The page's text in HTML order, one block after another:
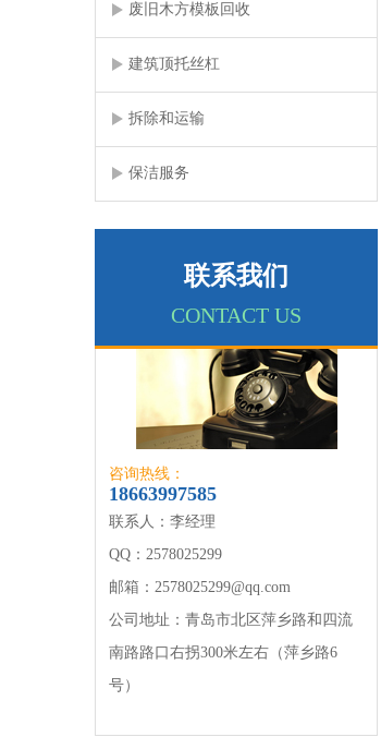
废旧木方模板回收
建筑顶托丝杠
拆除和运输
保洁服务
联系我们
CONTACT US
咨询热线：
18663997585
联系人：李经理
QQ：2578025299
邮箱：2578025299@qq.com
公司地址：青岛市北区萍乡路和四流
南路路口右拐300米左右（萍乡路6
号）